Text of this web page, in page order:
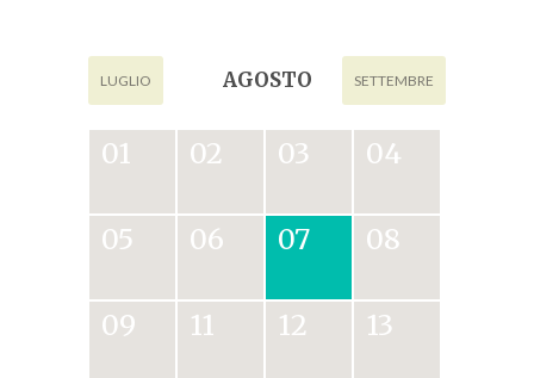
AGOSTO
LUGLIO SETTEMBRE
01 02 03 04
05 06 07 08
09 11 12 13